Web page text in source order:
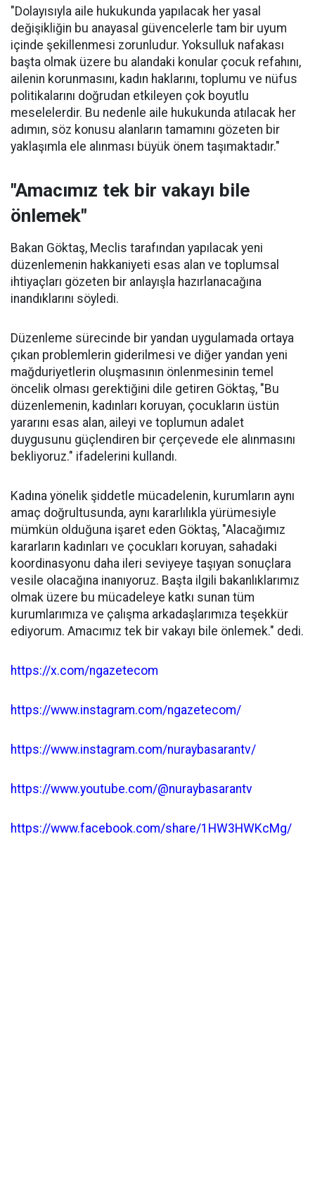
"Dolayısıyla aile hukukunda yapılacak her yasal
değişikliğin bu anayasal güvencelerle tam bir uyum
içinde şekillenmesi zorunludur. Yoksulluk nafakası
başta olmak üzere bu alandaki konular çocuk refahını,
ailenin korunmasını, kadın haklarını, toplumu ve nüfus
politikalarını doğrudan etkileyen çok boyutlu
meselelerdir. Bu nedenle aile hukukunda atılacak her
adımın, söz konusu alanların tamamını gözeten bir
yaklaşımla ele alınması büyük önem taşımaktadır."
"Amacımız tek bir vakayı bile
önlemek"
Bakan Göktaş, Meclis tarafından yapılacak yeni
düzenlemenin hakkaniyeti esas alan ve toplumsal
ihtiyaçları gözeten bir anlayışla hazırlanacağına
inandıklarını söyledi.
Düzenleme sürecinde bir yandan uygulamada ortaya
çıkan problemlerin giderilmesi ve diğer yandan yeni
mağduriyetlerin oluşmasının önlenmesinin temel
öncelik olması gerektiğini dile getiren Göktaş, "Bu
düzenlemenin, kadınları koruyan, çocukların üstün
yararını esas alan, aileyi ve toplumun adalet
duygusunu güçlendiren bir çerçevede ele alınmasını
bekliyoruz." ifadelerini kullandı.
Kadına yönelik şiddetle mücadelenin, kurumların aynı
amaç doğrultusunda, aynı kararlılıkla yürümesiyle
mümkün olduğuna işaret eden Göktaş, "Alacağımız
kararların kadınları ve çocukları koruyan, sahadaki
koordinasyonu daha ileri seviyeye taşıyan sonuçlara
vesile olacağına inanıyoruz. Başta ilgili bakanlıklarımız
olmak üzere bu mücadeleye katkı sunan tüm
kurumlarımıza ve çalışma arkadaşlarımıza teşekkür
ediyorum. Amacımız tek bir vakayı bile önlemek." dedi.
https://x.com/ngazetecom
https://www.instagram.com/ngazetecom/
https://www.instagram.com/nuraybasarantv/
https://www.youtube.com/@nuraybasarantv
https://www.facebook.com/share/1HW3HWKcMg/